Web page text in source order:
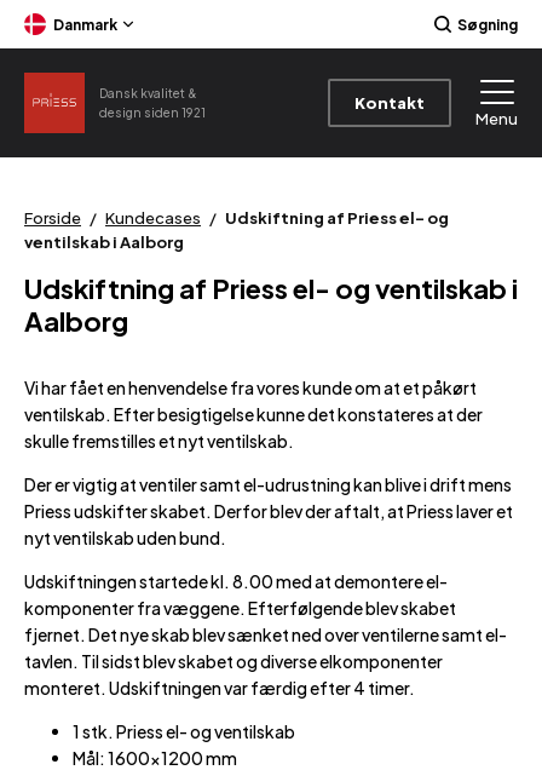
Danmark Søgning
Dansk kvalitet &
design siden 1921
Kontakt
Menu
Forside / Kundecases / Udskiftning af Priess el- og
ventilskab i Aalborg
Udskiftning af Priess el- og ventilskab i
Aalborg
Vi har fået en henvendelse fra vores kunde om at et påkørt
ventilskab. Efter besigtigelse kunne det konstateres at der
skulle fremstilles et nyt ventilskab.
Der er vigtig at ventiler samt el-udrustning kan blive i drift mens
Priess udskifter skabet. Derfor blev der aftalt, at Priess laver et
nyt ventilskab uden bund.
Udskiftningen startede kl. 8.00 med at demontere el-
komponenter fra væggene. Efterfølgende blev skabet
fjernet. Det nye skab blev sænket ned over ventilerne samt el-
tavlen. Til sidst blev skabet og diverse elkomponenter
monteret. Udskiftningen var færdig efter 4 timer.
1 stk. Priess el- og ventilskab
Mål: 1600×1200 mm